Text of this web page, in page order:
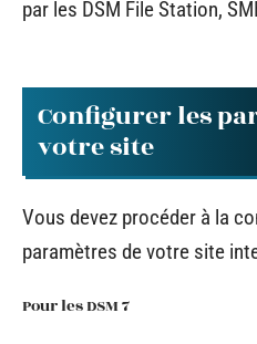
par les DSM File Station,
Configurer les
votre site
Vous devez procéder à la
paramètres de votre site
Pour les DSM 7